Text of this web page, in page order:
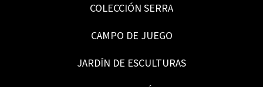
COLECCIÓN SERRA
CAMPO DE JUEGO
JARDÍN DE ESCULTURAS